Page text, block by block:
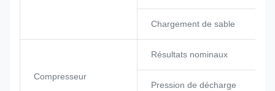
Chargement de sable
Compresseur
Résultats nominaux
Pression de décharge